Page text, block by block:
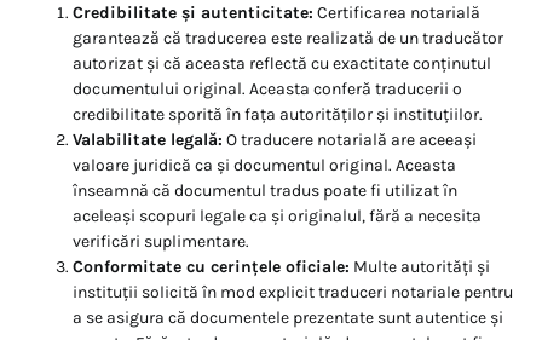
Credibilitate și autenticitate: Certificarea notarială
garantează că traducerea este realizată de un traducător
autorizat și că aceasta reflectă cu exactitate conținutul
documentului original. Aceasta conferă traducerii o
credibilitate sporită în fața autorităților și instituțiilor.
Valabilitate legală: O traducere notarială are aceeași
valoare juridică ca și documentul original. Aceasta
înseamnă că documentul tradus poate fi utilizat în
aceleași scopuri legale ca și originalul, fără a necesita
verificări suplimentare.
Conformitate cu cerințele oficiale: Multe autorități și
instituții solicită în mod explicit traduceri notariale pentru
a se asigura că documentele prezentate sunt autentice și